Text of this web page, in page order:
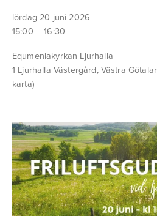
lördag 20 juni 2026
15:00
16:30
Equmeniakyrkan Ljurhalla
1 Ljurhalla Västergård Västra
karta)